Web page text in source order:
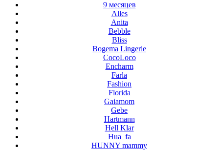
9 месяцев
Alles
Anita
Bebble
Bliss
Bogema Lingerie
CocoLoco
Encharm
Farla
Fashion
Florida
Gaiamom
Gebe
Hartmann
Hell Klar
Hua_fa
HUNNY mammy